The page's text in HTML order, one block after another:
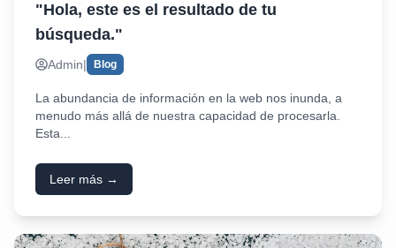
"Hola, este es el resultado de tu
búsqueda."​
Admin| Blog
La abundancia de información en la web nos inunda, a
menudo más allá de nuestra capacidad de procesarla.
Esta...
Leer más →